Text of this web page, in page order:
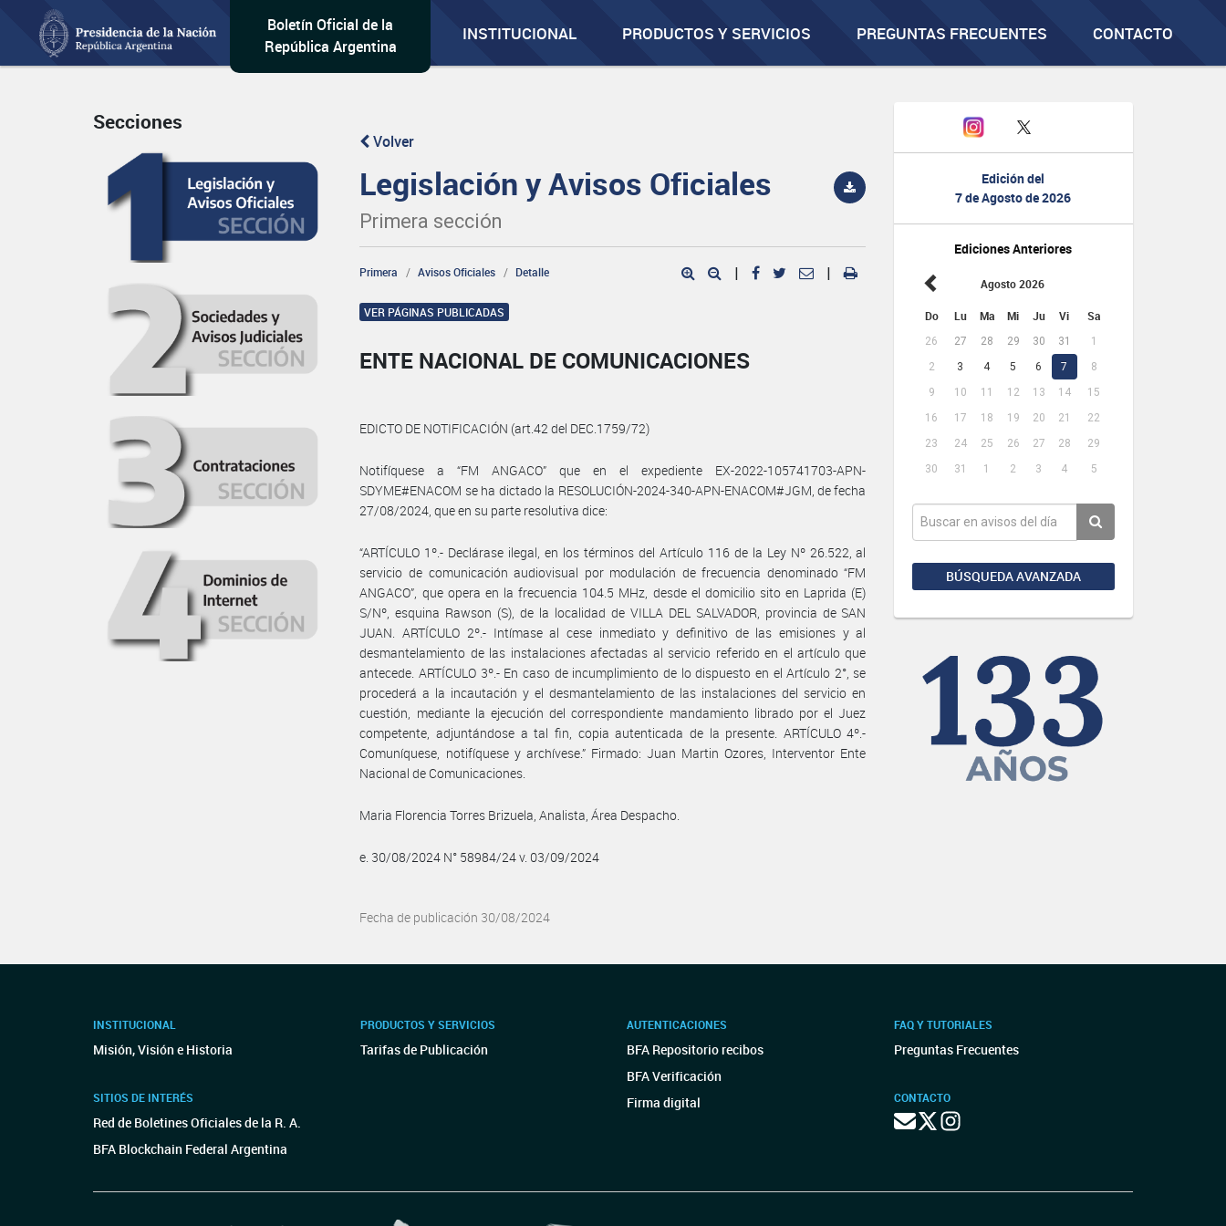
Boletín Oficial de la
República Argentina
INSTITUCIONAL PRODUCTOS Y SERVICIOS PREGUNTAS FRECUENTES CONTACTO
Edición del
7 de Agosto de 2026
Ediciones Anteriores
Agosto 2026
Do Lu Ma Mi Ju Vi Sa
26 27 28 29 30 31
1
2
3 4 5 6 7
8
9
10 11 12 13 14
15
16
17 18 19 20 21
22
23
24 25 26 27 28
29
30
31 1 2 3 4 5
BÚSQUEDA AVANZADA
Secciones
Volver
Legislación y Avisos Oficiales
Primera sección
Primera Avisos Oficiales Detalle | |
VER PÁGINAS PUBLICADAS
ENTE NACIONAL DE COMUNICACIONES
EDICTO DE NOTIFICACIÓN (art.42 del DEC.1759/72)
Notifíquese a “FM ANGACO” que en el expediente EX-2022-105741703-APN-
SDYME#ENACOM se ha dictado la RESOLUCIÓN-2024-340-APN-ENACOM#JGM, de fecha
27/08/2024, que en su parte resolutiva dice:
“ARTÍCULO 1º.- Declárase ilegal, en los términos del Artículo 116 de la Ley Nº 26.522, al
servicio de comunicación audiovisual por modulación de frecuencia denominado “FM
ANGACO”, que opera en la frecuencia 104.5 MHz, desde el domicilio sito en Laprida (E)
S/Nº, esquina Rawson (S), de la localidad de VILLA DEL SALVADOR, provincia de SAN
JUAN. ARTÍCULO 2º.- Intímase al cese inmediato y definitivo de las emisiones y al
desmantelamiento de las instalaciones afectadas al servicio referido en el artículo que
antecede. ARTÍCULO 3º.- En caso de incumplimiento de lo dispuesto en el Artículo 2°, se
procederá a la incautación y el desmantelamiento de las instalaciones del servicio en
cuestión, mediante la ejecución del correspondiente mandamiento librado por el Juez
competente, adjuntándose a tal fin, copia autenticada de la presente. ARTÍCULO 4º.-
Comuníquese, notifíquese y archívese.” Firmado: Juan Martin Ozores, Interventor Ente
Nacional de Comunicaciones.
Maria Florencia Torres Brizuela, Analista, Área Despacho.
e. 30/08/2024 N° 58984/24 v. 03/09/2024
Fecha de publicación 30/08/2024
INSTITUCIONAL
Misión, Visión e Historia
SITIOS DE INTERÉS
Red de Boletines Oficiales de la R. A.
BFA Blockchain Federal Argentina
PRODUCTOS Y SERVICIOS
Tarifas de Publicación
AUTENTICACIONES
BFA Repositorio recibos
BFA Verificación
Firma digital
FAQ Y TUTORIALES
Preguntas Frecuentes
CONTACTO